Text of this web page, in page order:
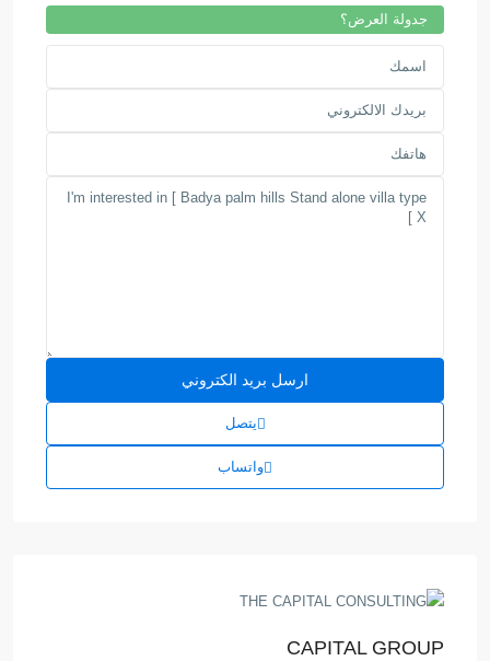
جدولة العرض؟
يتصل
واتساب
CAPITAL GROUP